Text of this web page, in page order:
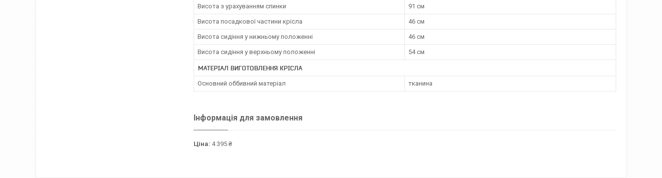
Висота з урахуванням спинки 91 см
Висота посадкової частини крісла 46 см
Висота сидіння у нижньому положенні 46 см
Висота сидіння у верхньому положенні 54 см
МАТЕРІАЛ ВИГОТОВЛЕННЯ КРІСЛА
Основний оббивний матеріал тканина
Інформація для замовлення
Ціна: 4 395 ₴